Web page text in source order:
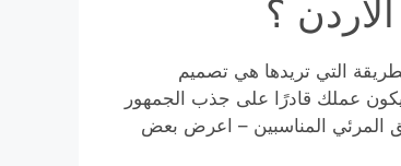
؟
التي تريدها هي تصميم
عملك قادرًا على جذب الجمهور
المرئي المناسبين – اعرض بعض